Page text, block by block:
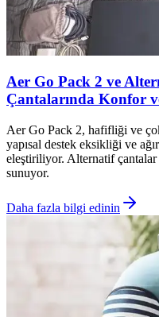
Aer Go Pack 2 ve
Çantalarında Konfor
Aer Go Pack 2, hafifliği ve
yapısal destek eksikliği ve
eleştiriliyor. Alternatif
sunuyor.
Daha fazla bilgi edinin